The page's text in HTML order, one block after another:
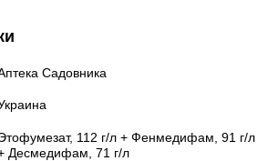
Садовника
112 г/л + Фенмедифам, 91 г/л
Десмедифам, 71 г/л